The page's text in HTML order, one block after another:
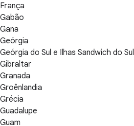
França
Gabão
Gana
Geórgia
Geórgia do Sul e Ilhas Sandwich do Sul
Gibraltar
Granada
Groênlandia
Grécia
Guadalupe
Guam